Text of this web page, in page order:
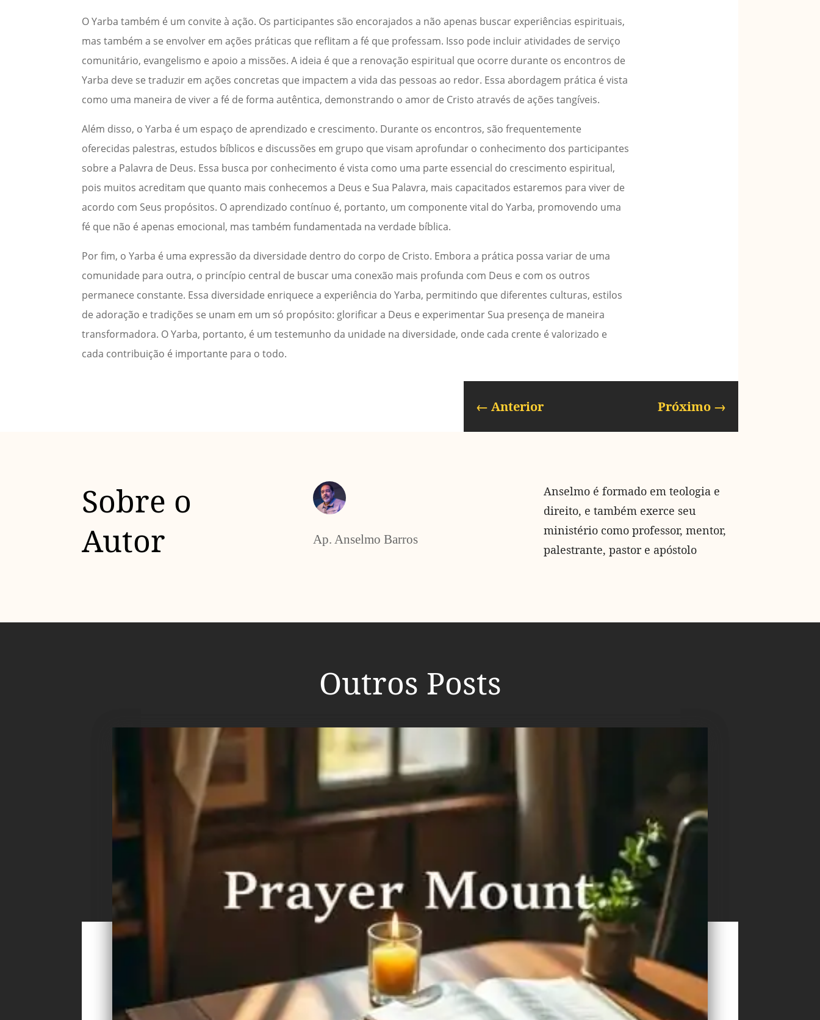
O Yarba também é um convite à ação. Os participantes são encorajados a não apenas buscar experiências espirituais,
mas também a se envolver em ações práticas que reflitam a fé que professam. Isso pode incluir atividades de serviço
comunitário, evangelismo e apoio a missões. A ideia é que a renovação espiritual que ocorre durante os encontros de
Yarba deve se traduzir em ações concretas que impactem a vida das pessoas ao redor. Essa abordagem prática é vista
como uma maneira de viver a fé de forma autêntica, demonstrando o amor de Cristo através de ações tangíveis.
Além disso, o Yarba é um espaço de aprendizado e crescimento. Durante os encontros, são frequentemente
oferecidas palestras, estudos bíblicos e discussões em grupo que visam aprofundar o conhecimento dos participantes
sobre a Palavra de Deus. Essa busca por conhecimento é vista como uma parte essencial do crescimento espiritual,
pois muitos acreditam que quanto mais conhecemos a Deus e Sua Palavra, mais capacitados estaremos para viver de
acordo com Seus propósitos. O aprendizado contínuo é, portanto, um componente vital do Yarba, promovendo uma
fé que não é apenas emocional, mas também fundamentada na verdade bíblica.
Por fim, o Yarba é uma expressão da diversidade dentro do corpo de Cristo. Embora a prática possa variar de uma
comunidade para outra, o princípio central de buscar uma conexão mais profunda com Deus e com os outros
permanece constante. Essa diversidade enriquece a experiência do Yarba, permitindo que diferentes culturas, estilos
de adoração e tradições se unam em um só propósito: glorificar a Deus e experimentar Sua presença de maneira
transformadora. O Yarba, portanto, é um testemunho da unidade na diversidade, onde cada crente é valorizado e
cada contribuição é importante para o todo.
← Anterior Próximo→
Sobre o
Autor
Ap. Anselmo Barros
Anselmo é formado em teologia e
direito, e também exerce seu
ministério como professor, mentor,
palestrante, pastor e apóstolo
Outros Posts